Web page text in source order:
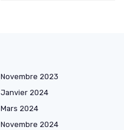
Novembre 2023
Janvier 2024
Mars 2024
Novembre 2024